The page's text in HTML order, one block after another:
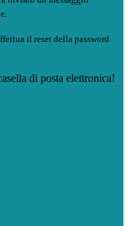
il reset della password
di posta elettronica!